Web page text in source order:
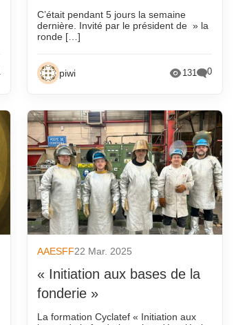
C’était pendant 5 jours la semaine
dernière. Invité par le président de » la
ronde […]
piwi 131 0
AAESFF22 Mar. 2025
« Initiation aux bases de la
fonderie »
La formation Cyclatef « Initiation aux